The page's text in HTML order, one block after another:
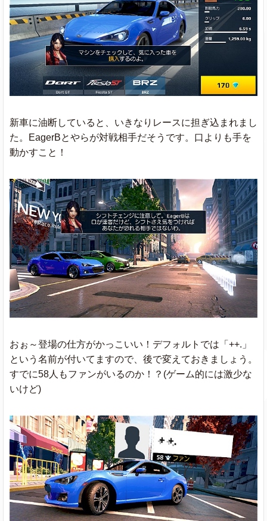
新車に油断していると、いきなりレースに担ぎ込まれまし
た。EagerBとやらが対戦相手だそうです。口よりも手を
動かすこと！
おぉ～登場の仕方がかっこいい！デフォルトでは「++.」
という名前が付いてますので、後で変えておきましょう。
すでに58人もファンがいるのか！？(ゲーム的には激少な
いけど)